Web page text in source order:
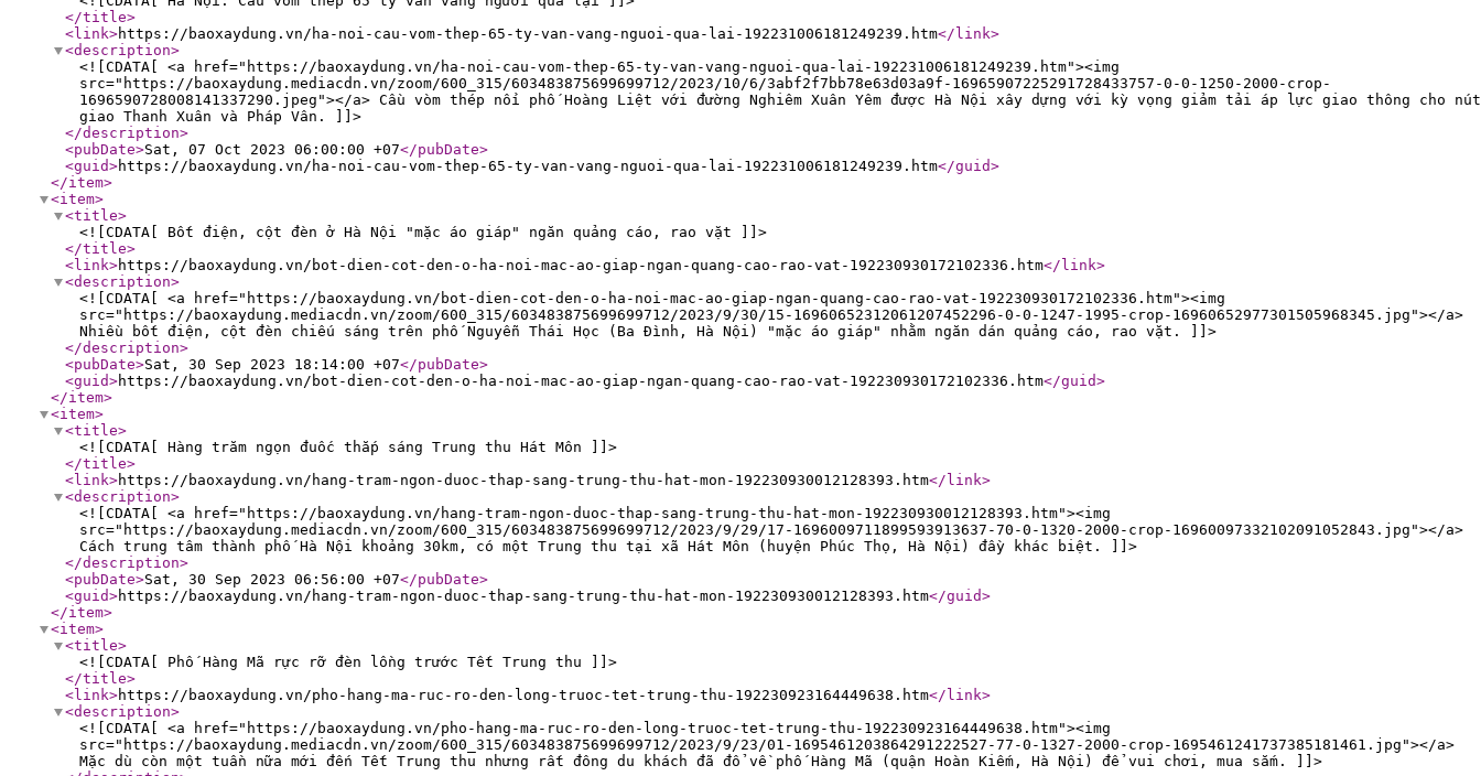
</title>
<link>https://baoxaydung.vn/ha-noi-cau-vom-thep-65-ty-van-vang-nguoi-qua-lai-192231006181249239.htm</link>
<description>
<![CDATA[ <a href="https://baoxaydung.vn/ha-noi-cau-vom-thep-65-ty-van-vang-nguoi-qua-lai-192231006181249239.htm"><img
src="https://baoxaydung.mediacdn.vn/zoom/600_315/603483875699699712/2023/10/6/3abf2f7bb78e63d03a9f-16965907225291728433757-0-0-1250-2000-crop-
1696590728008141337290.jpeg"></a> Cầu vòm thép nối phố Hoàng Liệt với đường Nghiêm Xuân Yêm được Hà Nội xây dựng với kỳ vọng giảm tải áp lực giao thông cho nút
giao Thanh Xuân và Pháp Vân. ]]>
</description>
<pubDate>Sat, 07 Oct 2023 06:00:00 +07</pubDate>
<guid>https://baoxaydung.vn/ha-noi-cau-vom-thep-65-ty-van-vang-nguoi-qua-lai-192231006181249239.htm</guid>
</item>
<item>
<title>
<![CDATA[ Bốt điện, cột đèn ở Hà Nội "mặc áo giáp" ngăn quảng cáo, rao vặt ]]>
</title>
<link>https://baoxaydung.vn/bot-dien-cot-den-o-ha-noi-mac-ao-giap-ngan-quang-cao-rao-vat-192230930172102336.htm</link>
<description>
<![CDATA[ <a href="https://baoxaydung.vn/bot-dien-cot-den-o-ha-noi-mac-ao-giap-ngan-quang-cao-rao-vat-192230930172102336.htm"><img
src="https://baoxaydung.mediacdn.vn/zoom/600_315/603483875699699712/2023/9/30/15-16960652312061207452296-0-0-1247-1995-crop-16960652977301505968345.jpg"></a>
Nhiều bốt điện, cột đèn chiếu sáng trên phố Nguyễn Thái Học (Ba Đình, Hà Nội) "mặc áo giáp" nhằm ngăn dán quảng cáo, rao vặt. ]]>
</description>
<pubDate>Sat, 30 Sep 2023 18:14:00 +07</pubDate>
<guid>https://baoxaydung.vn/bot-dien-cot-den-o-ha-noi-mac-ao-giap-ngan-quang-cao-rao-vat-192230930172102336.htm</guid>
</item>
<item>
<title>
<![CDATA[ Hàng trăm ngọn đuốc thắp sáng Trung thu Hát Môn ]]>
</title>
<link>https://baoxaydung.vn/hang-tram-ngon-duoc-thap-sang-trung-thu-hat-mon-192230930012128393.htm</link>
<description>
<![CDATA[ <a href="https://baoxaydung.vn/hang-tram-ngon-duoc-thap-sang-trung-thu-hat-mon-192230930012128393.htm"><img
src="https://baoxaydung.mediacdn.vn/zoom/600_315/603483875699699712/2023/9/29/17-1696009711899593913637-70-0-1320-2000-crop-16960097332102091052843.jpg"></a>
Cách trung tâm thành phố Hà Nội khoảng 30km, có một Trung thu tại xã Hát Môn (huyện Phúc Thọ, Hà Nội) đầy khác biệt. ]]>
</description>
<pubDate>Sat, 30 Sep 2023 06:56:00 +07</pubDate>
<guid>https://baoxaydung.vn/hang-tram-ngon-duoc-thap-sang-trung-thu-hat-mon-192230930012128393.htm</guid>
</item>
<item>
<title>
<![CDATA[ Phố Hàng Mã rực rỡ đèn lồng trước Tết Trung thu ]]>
</title>
<link>https://baoxaydung.vn/pho-hang-ma-ruc-ro-den-long-truoc-tet-trung-thu-192230923164449638.htm</link>
<description>
<![CDATA[ <a href="https://baoxaydung.vn/pho-hang-ma-ruc-ro-den-long-truoc-tet-trung-thu-192230923164449638.htm"><img
src="https://baoxaydung.mediacdn.vn/zoom/600_315/603483875699699712/2023/9/23/01-1695461203864291222527-77-0-1327-2000-crop-1695461241737385181461.jpg"></a>
Mặc dù còn một tuần nữa mới đến Tết Trung thu nhưng rất đông du khách đã đổ về phố Hàng Mã (quận Hoàn Kiếm, Hà Nội) để vui chơi, mua sắm. ]]>